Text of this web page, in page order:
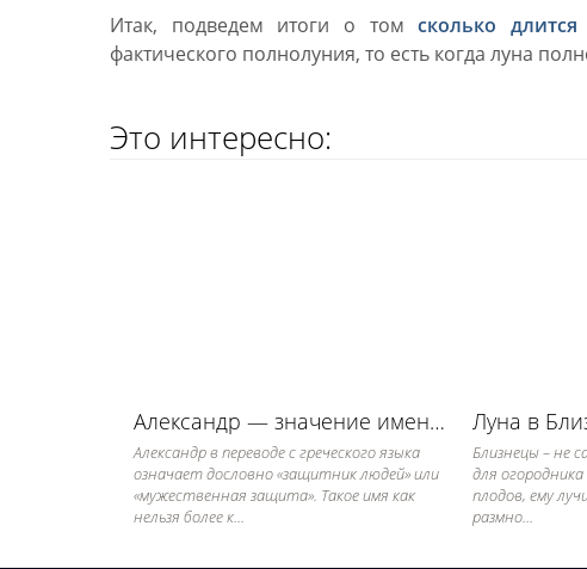
Итак, подведем итоги о томсколько
фактического полнолуния, то есть когда луна
Это интересно:
Александр — значение имени, его судьба и характер
Александр в переводе с греческого языка
означает дословно «защитник людей» или
«мужественная защита». Такое имя как
нельзя более к...
Близнецы – не
для
плодов, ему
размно...